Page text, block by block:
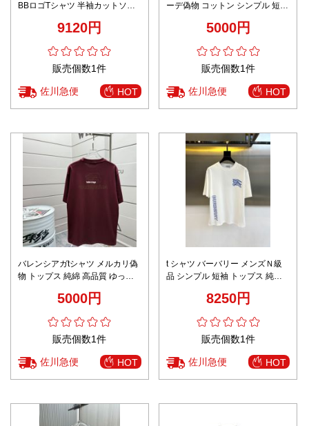
BBロゴTシャツ 半袖カットソー
口コミ多数9120円
販売個数1件
佐川急便 HOT
ーデ偽物 コットン シンプル 短袖
5000円
販売個数1件
佐川急便 HOT
バレンシアガtシャツ メルカリ偽
物 トップス 純綿 高品質 ゆった
5000円
販売個数1件
佐川急便 HOT
t シャツ バーバリー メンズＮ級
品 シンプル 短袖 トップス 純綿
8250円
販売個数1件
佐川急便 HOT